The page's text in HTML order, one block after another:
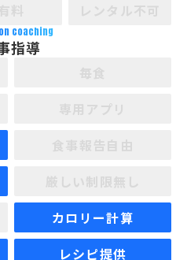
coaching
指導
カロリー計算
レシピ提供